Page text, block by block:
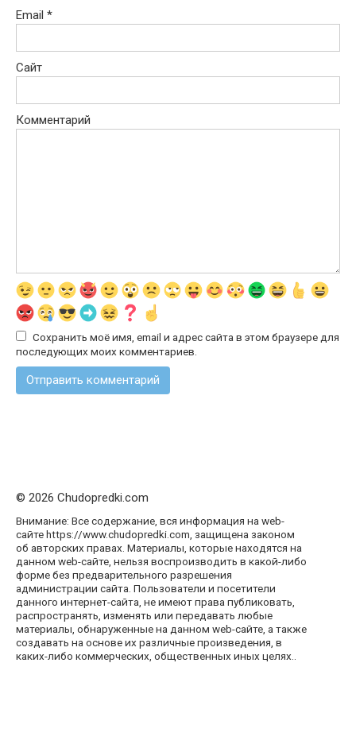
Email *
Сайт
Комментарий
Сохранить моё имя, email и адрес сайта в этом браузере для
последующих моих комментариев.
© 2026 Chudopredki.com
Внимание: Все содержание, вся информация на web-
сайте https://www.chudopredki.com, защищена законом
об авторских правах. Материалы, которые находятся на
данном web-сайте, нельзя воспроизводить в какой-либо
форме без предварительного разрешения
администрации сайта. Пользователи и посетители
данного интернет-сайта, не имеют права публиковать,
распространять, изменять или передавать любые
материалы, обнаруженные на данном web-сайте, а также
создавать на основе их различные произведения, в
каких-либо коммерческих, общественных иных целях..